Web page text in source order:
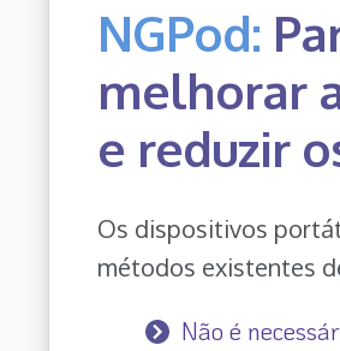
NGPod:
melhorar
e reduzir
Os dispositivos
métodos existentes
Não é